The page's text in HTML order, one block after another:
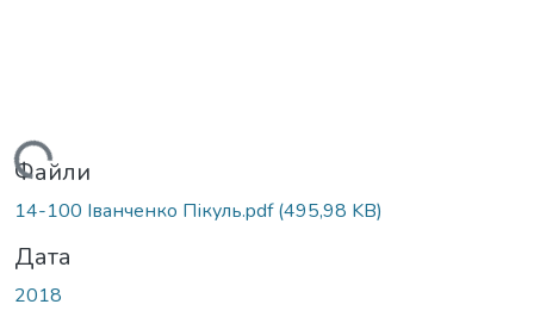
Файли
14-100 Іванченко Пікуль.pdf(495,98 KB)
Дата
2018